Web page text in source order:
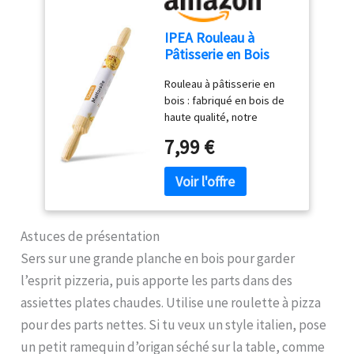
pâtisserie ! COMPOSITION
Métal, bois de hêtre.
DIMENSIONS 25x6,5cm.
CONTENU 1 x rouleau à
hêtre. REMARQUE Ne pas
mettre le produit dans le
lave-vaisselle + ne pas
tremper le produit dans
l'eau
IPEA Rouleau à
Pâtisserie en Bois
Rouleau à Pâtisserie
avec Surface
Antiadhésive pour
étendre et pétrir les
Pâtes Fraîches, les
Pizzas, les Biscuits,
les Raviolis
Rouleau à pâtisserie en
bois : fabriqué en bois de
haute qualité, notre
un design ergonomique qui
s'adapte parfaitement à
votre main, assurant une
prise ferme et confortable
lors de l'utilisation.
conçu pour résister à
l'usure quotidienne dans la
cuisine. Polyvalence en
cuisine : avec notre rouleau
à pâtisserie de cuisine,
préparer de délicieux plats
devient un jeu d'enfant.
7,99 €
Astuces de présentation
Sers sur une grande planche en bois pour garder
l’esprit pizzeria, puis apporte les parts dans des
assiettes plates chaudes. Utilise une roulette à pizza
pour des parts nettes. Si tu veux un style italien, pose
un petit ramequin d’origan séché sur la table, comme